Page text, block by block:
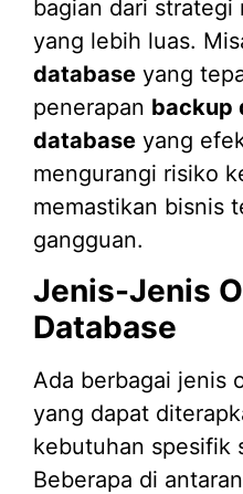
bagian dari strategi
yang lebih luas.
database yang
penerapan backup
database yang
mengurangi risiko
memastikan bisnis
gangguan.
Jenis-Jenis
Database
Ada berbagai jenis
yang dapat
kebutuhan spesifik
Beberapa di